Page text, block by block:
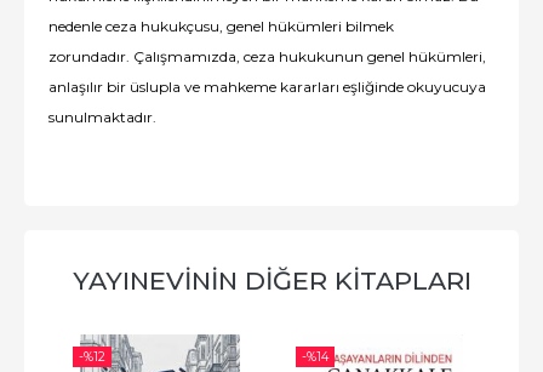
nedenle ceza hukukçusu, genel hükümleri bilmek
zorundadır. Çalışmamızda, ceza hukukunun genel hükümleri,
anlaşılır bir üslupla ve mahkeme kararları eşliğinde okuyucuya
sunulmaktadır.
YAYINEVININ DIĞER KITAPLARI
-%12 -%14